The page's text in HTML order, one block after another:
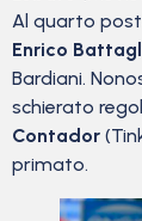
Al quarto
Enrico
Bardiani.
schierato
Contador
primato.